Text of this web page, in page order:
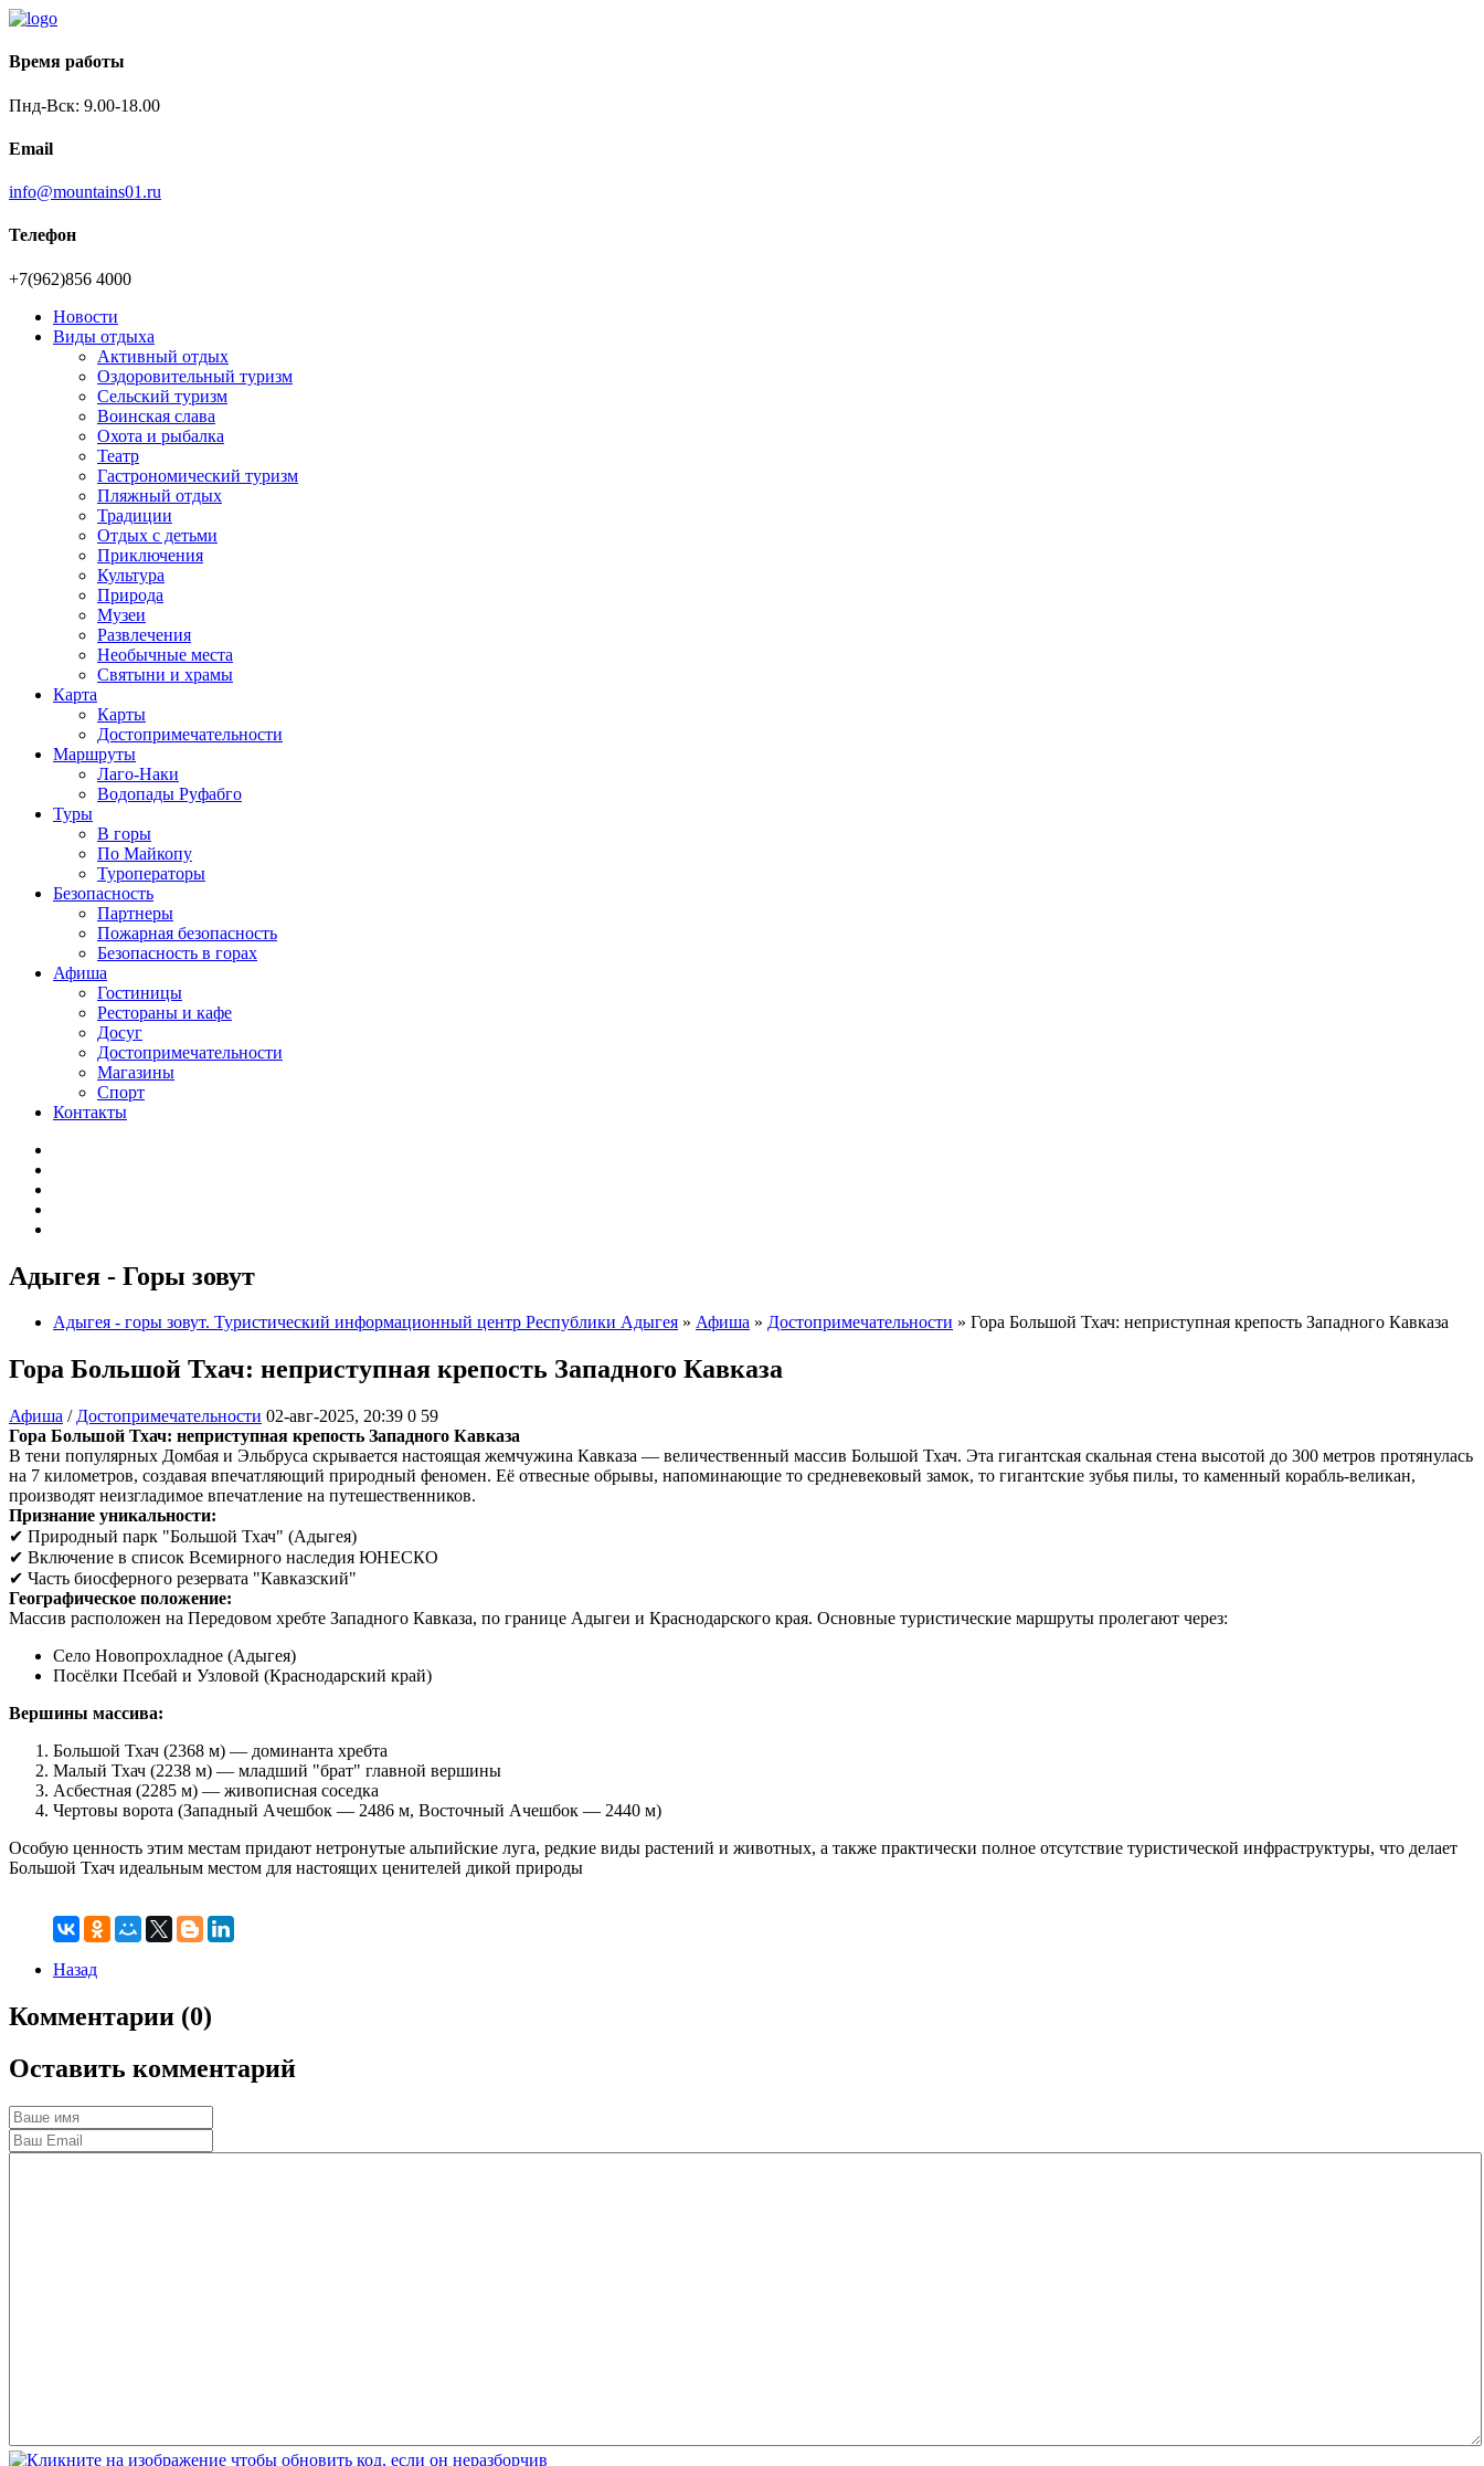
Время работы
Пнд-Вск: 9.00-18.00
Email
info@mountains01.ru
Телефон
+7(962)856 4000
Новости
Виды отдыха
Активный отдых
Оздоровительный туризм
Сельский туризм
Воинская слава
Охота и рыбалка
Театр
Гастрономический туризм
Пляжный отдых
Традиции
Отдых с детьми
Приключения
Культура
Природа
Музеи
Развлечения
Необычные места
Святыни и храмы
Карта
Карты
Достопримечательности
Маршруты
Лаго-Наки
Водопады Руфабго
Туры
В горы
По Майкопу
Туроператоры
Безопасность
Партнеры
Пожарная безопасность
Безопасность в горах
Афиша
Гостиницы
Рестораны и кафе
Досуг
Достопримечательности
Магазины
Спорт
Контакты
Адыгея - Горы зовут
Адыгея - горы зовут. Туристический информационный центр Республики Адыгея » Афиша » Достопримечательности » Гора Большой Тхач: неприступная крепость Западного Кавказа
Гора Большой Тхач: неприступная крепость Западного Кавказа
Афиша / Достопримечательности 02-авг-2025, 20:39 0 59
Гора Большой Тхач: неприступная крепость Западного Кавказа
В тени популярных Домбая и Эльбруса скрывается настоящая жемчужина Кавказа — величественный массив Большой Тхач. Эта гигантская скальная стена высотой до 300 метров протянулась
на 7 километров, создавая впечатляющий природный феномен. Её отвесные обрывы, напоминающие то средневековый замок, то гигантские зубья пилы, то каменный корабль-великан,
производят неизгладимое впечатление на путешественников.
Признание уникальности:
✔ Природный парк "Большой Тхач" (Адыгея)
✔ Включение в список Всемирного наследия ЮНЕСКО
✔ Часть биосферного резервата "Кавказский"
Географическое положение:
Массив расположен на Передовом хребте Западного Кавказа, по границе Адыгеи и Краснодарского края. Основные туристические маршруты пролегают через:
Село Новопрохладное (Адыгея)
Посёлки Псебай и Узловой (Краснодарский край)
Вершины массива:
Большой Тхач (2368 м) — доминанта хребта
Малый Тхач (2238 м) — младший "брат" главной вершины
Асбестная (2285 м) — живописная соседка
Чертовы ворота (Западный Ачешбок — 2486 м, Восточный Ачешбок — 2440 м)
Особую ценность этим местам придают нетронутые альпийские луга, редкие виды растений и животных, а также практически полное отсутствие туристической инфраструктуры, что делает
Большой Тхач идеальным местом для настоящих ценителей дикой природы
Назад
Комментарии (0)
Оставить комментарий